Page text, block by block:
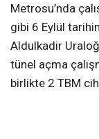
Metrosu’nda
gibi 6 Eylül
Aldulkadir
tünel açma
birlikte 2 TBM